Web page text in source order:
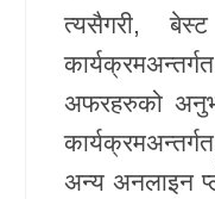
त्यसैगरी, बेस्ट
अफरहरुको
अन्य अनलाइन